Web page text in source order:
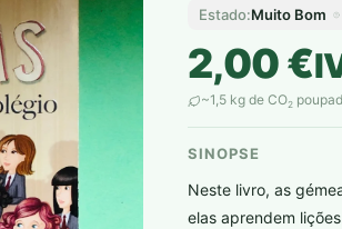
Estado:Muito Bom
2,00€
~1,5 kg de CO2
SINOPSE
Neste livro, as
elas aprendem
plantar árvores reais